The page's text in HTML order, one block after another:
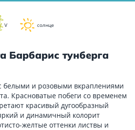
V солнце
Барбарис тунберга
белыми и розовыми вкраплениями
Красноватые побеги со временем
красивый дугообразный
и динамичный колорит
желтые оттенки листвы и